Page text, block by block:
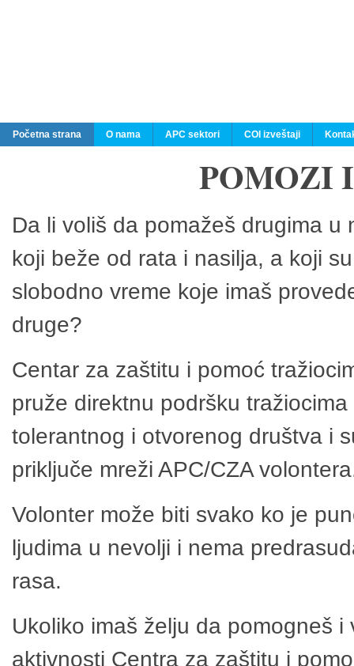
Početna strana O nama APC sektori COI izveštaji
POMOZI
Da li voliš da pomažeš drugima
koji beže od rata i nasilja, a koji
slobodno vreme koje imaš
druge?
Centar za zaštitu i pomoć
pruže direktnu podršku
tolerantnog i otvorenog društva i
priključe mreži APC/CZA
Volonter može biti svako ko je
ljudima u nevolji i nema
rasa.
Ukoliko imaš želju da pomogneš
aktivnosti Centra za zaštitu i